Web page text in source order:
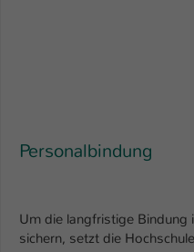
Personalbindung
Um die langfristige
sichern, setzt die